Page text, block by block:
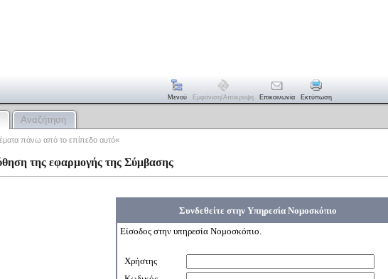
Μενού Εμφάνιση/απόκρυψη Επικοινωνία Εκτύπωση
Αναζήτηση